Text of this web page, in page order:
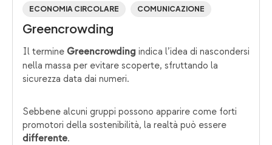
ECONOMIA CIRCOLARE COMUNICAZIONE
Greencrowding
Il termine Greencrowding indica l’idea di nascondersi
nella massa per evitare scoperte, sfruttando la
sicurezza data dai numeri.
Sebbene alcuni gruppi possono apparire come forti
promotori della sostenibilità, la realtà può essere
differente.